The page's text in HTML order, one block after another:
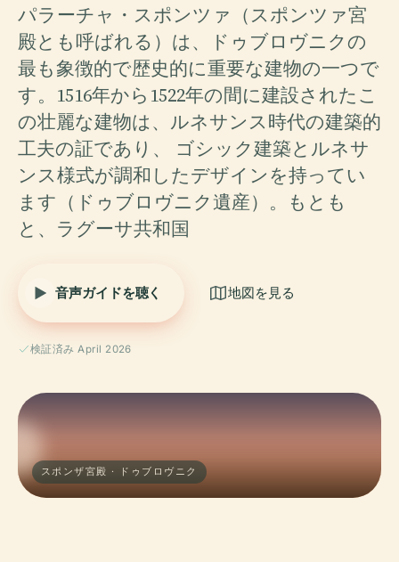
パラーチャ・スポンツァ（スポンツァ宮
殿とも呼ばれる）は、ドゥブロヴニクの
最も象徴的で歴史的に重要な建物の一つで
す。1516年から1522年の間に建設されたこ
の壮麗な建物は、ルネサンス時代の建築的
工夫の証であり、 ゴシック建築とルネサ
ンス様式が調和したデザインを持ってい
ます（ドゥブロヴニク遺産）。もとも
と、ラグーサ共和国
音声ガイドを聴く 地図を見る
検証済み April 2026
スポンザ宮殿 · ドゥブロヴニク